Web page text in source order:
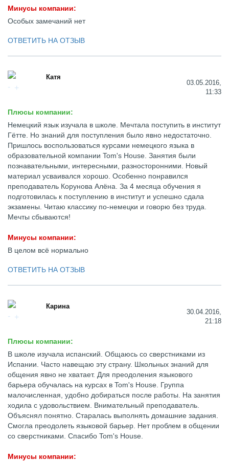
Минусы компании:
Особых замечаний нет
ОТВЕТИТЬ НА ОТЗЫВ
Катя
03.05.2016,
11:33
Плюсы компании:
Немецкий язык изучала в школе. Мечтала поступить в институт
Гётте. Но знаний для поступления было явно недостаточно.
Пришлось воспользоваться курсами немецкого языка в
образовательной компании Tom's House. Занятия были
познавательными, интересными, разносторонними. Новый
материал усваивался хорошо. Особенно понравился
преподаватель Корунова Алёна. За 4 месяца обучения я
подготовилась к поступлению в институт и успешно сдала
экзамены. Читаю классику по-немецки и говорю без труда.
Мечты сбываются!
Минусы компании:
В целом всё нормально
ОТВЕТИТЬ НА ОТЗЫВ
Карина
30.04.2016,
21:18
Плюсы компании:
В школе изучала испанский. Общаюсь со сверстниками из
Испании. Часто навещаю эту страну. Школьных знаний для
общения явно не хватает. Для преодоления языкового
барьера обучалась на курсах в Tom's House. Группа
малочисленная, удобно добираться после работы. На занятия
ходила с удовольствием. Внимательный преподаватель.
Объяснял понятно. Старалась выполнять домашние задания.
Смогла преодолеть языковой барьер. Нет проблем в общении
со сверстниками. Спасибо Tom's House.
Минусы компании: